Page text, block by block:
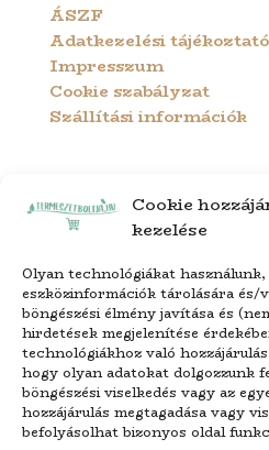
Cookie
kezelése
Olyan technológiákat
eszközinformációk tárolására és/
böngészési élmény javítása és
hirdetések megjelenítése
technológiákhoz való
hogy olyan adatokat dolgozzunk
böngészési viselkedés vagy az
hozzájárulás megtagadása vagy
befolyásolhat bizonyos oldal
ÁSZF
Adatkezelési tájékoztató
Impresszum
Cookie szabályzat
Szállítási információk